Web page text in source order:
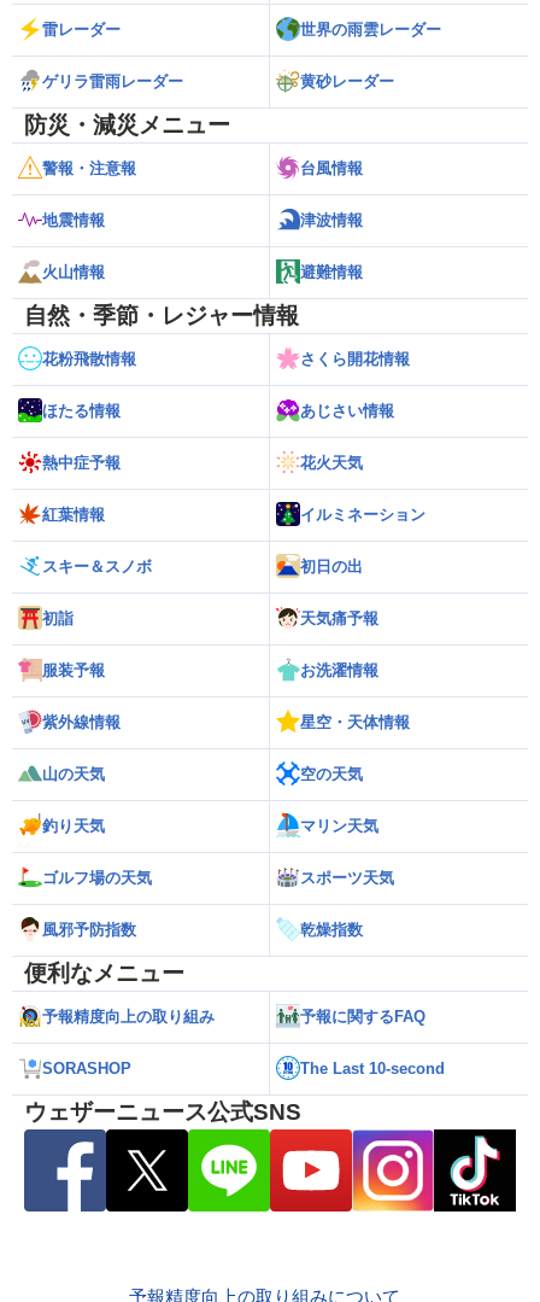
雷レーダー 世界の雨雲レーダー
ゲリラ雷雨レーダー 黄砂レーダー
防災・減災メニュー
警報・注意報 台風情報
地震情報 津波情報
火山情報 避難情報
自然・季節・レジャー情報
花粉飛散情報 さくら開花情報
ほたる情報 あじさい情報
熱中症予報 花火天気
紅葉情報 イルミネーション
スキー＆スノボ 初日の出
初詣 天気痛予報
服装予報 お洗濯情報
紫外線情報 星空・天体情報
山の天気 空の天気
釣り天気 マリン天気
ゴルフ場の天気 スポーツ天気
風邪予防指数 乾燥指数
便利なメニュー
予報精度向上の取り組み 予報に関するFAQ
SORASHOP The Last 10-second
ウェザーニュース公式SNS
予報精度向上の取り組みについて